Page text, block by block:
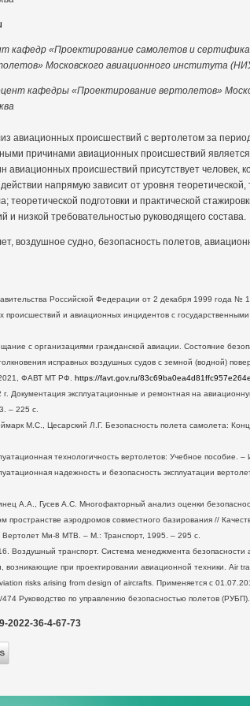
кафедр «Проектирование самолетов и
Московского авиационного института
кафедры «Проектирование вертолетов»
авиационных происшествий с вертолетом за
причинами авиационных происшествий
авиационных происшествий присутствует человек,
напрямую зависит от уровня
теоретической подготовки и практической
и низкой требовательностью руководящего состава.
воздушное судно, безопасность полетов,
Российской Федерации от 2 декабря 1999 года №
происшествий и авиационных инцидентов с
организациями гражданской авиации. Состояние
исправных воздушных судов с земной (водной)
ФАВТ МТ РФ. https://favt.gov.ru/
эксплуатационные и ремонтная на авиационную
– 225 с.
М.С., Цесарский Л.Г. Безопасность полета самолета:
технологичность вертолетов: Учебное пособие. –
надежность и безопасность эксплуатации
Гусев А.С. Многофакторный анализ оценки
пространстве аэродромов совместного базирования //
Ми-8 МТВ. – М.: Транспорт, 1995. – 295 с.
транспорт. Система менеджмента безопасности
возникающие при проектировании авиационной техники. Air
risks arising frоm design of aircrafts. Применяется с
по управлению безопасностью полетов (РУБП).
2022-36-4-67-73